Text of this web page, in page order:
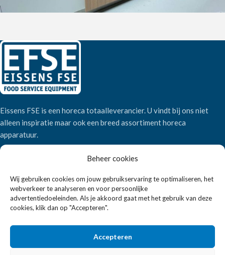
Beheer cookies
Wij gebruiken cookies om jouw gebruikservaring te optimaliseren, het
webverkeer te analyseren en voor persoonlijke
advertentiedoeleinden. Als je akkoord gaat met het gebruik van deze
cookies, klik dan op "Accepteren".
Accepteren
Eissens FSE is een horeca totaalleverancier. U vindt bij ons niet
alleen inspiratie maar ook een breed assortiment horeca
apparatuur.
Telefoon:+31 6 2708 6347
E-mail:verkoop@eissensfse.nl
KLANTENSERVICE
Over ons